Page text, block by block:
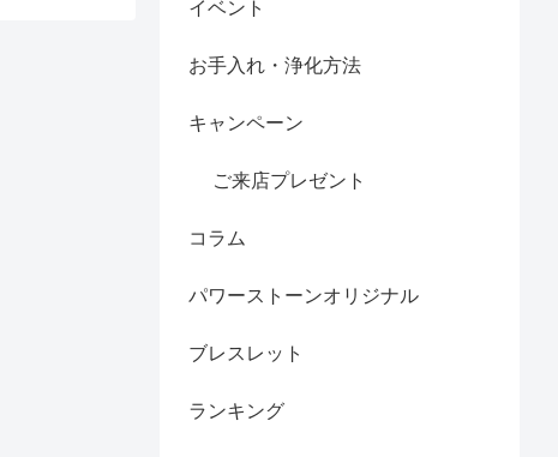
イベント
お手入れ・浄化方法
キャンペーン
ご来店プレゼント
コラム
パワーストーンオリジナル
ブレスレット
ランキング